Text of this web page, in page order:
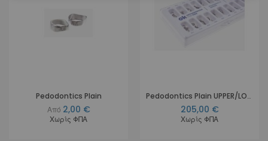
Pedodontics Plain
Από 2,00 €
Χωρίς ΦΠΑ
Pedodontics Plain UPPER/LOWER Kit 100 pcs
205,00 €
Χωρίς ΦΠΑ